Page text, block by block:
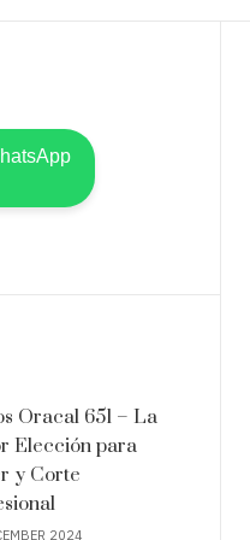
Oracal 651 – La
Elección para
y Corte
2024